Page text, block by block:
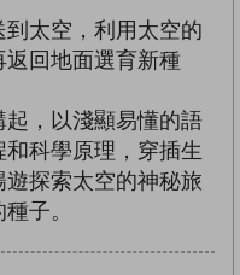
太空，利用太空的
回地面選育新種
，以淺顯易懂的語
科學原理，穿插生
探索太空的神秘旅
子。